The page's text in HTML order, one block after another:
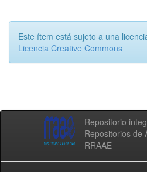
Este ítem está sujeto a una
Licencia Creative Commons
Repositorio
Repositorios de
RRAAE